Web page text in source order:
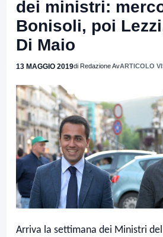
dei ministri:
Bonisoli, poi
Di Maio
13 MAGGIO 2019di Redazione AvARTICOLO
Arriva la settimana dei Ministri